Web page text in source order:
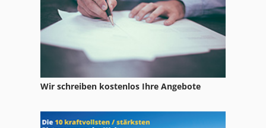
Kgs 1670
Ks 205
Nu 204
Wir schreiben kostenlos Ihre Angebote